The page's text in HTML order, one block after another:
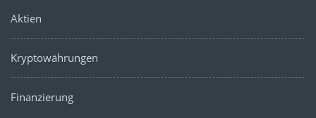
Aktien
Kryptowährungen
Finanzierung